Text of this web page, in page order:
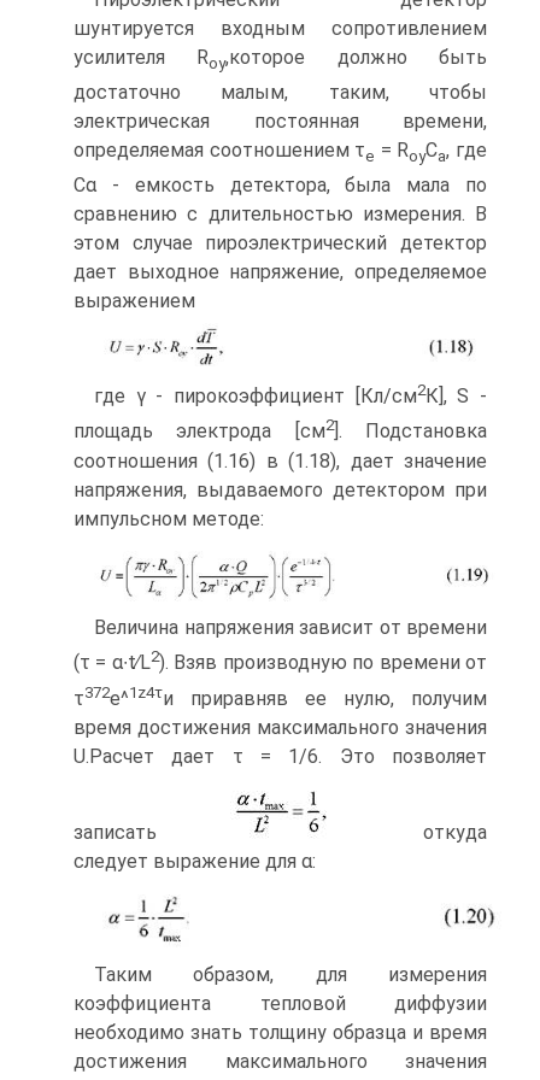
шунтируется входным сопротивлением
усилителя Roy,которое должно быть
достаточно малым, таким, чтобы
электрическая постоянная времени,
определяемая соотношением τe = RoyCa, где
Cα - емкость детектора, была мала по
сравнению с длительностью измерения. В
этом случае пироэлектрический детектор
дает выходное напряжение, определяемое
выражением
где γ - пирокоэффициент [Кл/см2К], S -
площадь электрода [см2]. Подстановка
соотношения (1.16) в (1.18), дает значение
напряжения, выдаваемого детектором при
импульсном методе:
Величина напряжения зависит от времени
(τ = α∙t∕L2). Взяв производную по времени от
τ372e^1 z4τи приравняв ее нулю, получим
время достижения максимального значения
U.Расчет дает τ = 1/6. Это позволяет
записать
откуда
следует выражение для α:
Таким образом, для измерения
коэффициента тепловой диффузии
необходимо знать толщину образца и время
достижения максимального значения